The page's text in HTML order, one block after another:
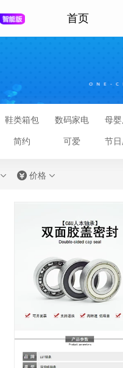
首页
鞋类箱包 数码家电 母
简约 可爱 节
  价格 